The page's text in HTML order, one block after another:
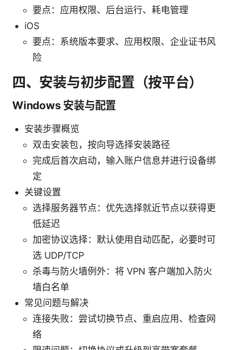
要点：应用权限、后台运行、耗电管理
iOS
要点：系统版本要求、应用权限、企业证书风
险
四、安装与初步配置（按平台）
Windows 安装与配置
安装步骤概览
双击安装包，按向导选择安装路径
完成后首次启动，输入账户信息并进行设备绑
定
关键设置
选择服务器节点：优先选择就近节点以获得更
低延迟
加密协议选择：默认使用自动匹配，必要时可
选 UDP/TCP
杀毒与防火墙例外：将 VPN 客户端加入防火
墙白名单
常见问题与解决
连接失败：尝试切换节点、重启应用、检查网
络